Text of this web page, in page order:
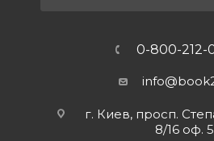
0-800-212-
г. Киев, просп.
8/16 оф.